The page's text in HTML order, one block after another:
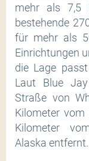
mehr als 7,5
bestehende
für mehr als
Einrichtungen
die Lage
Laut Blue
Straße von
Kilometer
Kilometer
Alaska entfernt.